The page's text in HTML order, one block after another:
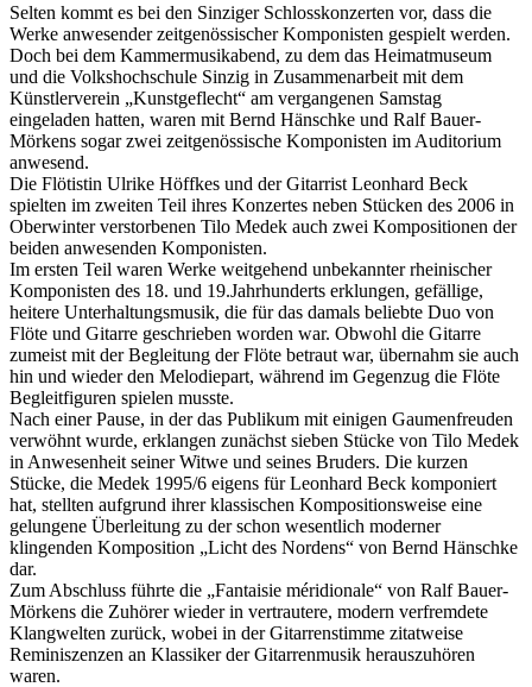
Selten kommt es bei den Sinziger Schlosskonzerten vor, dass die
Werke anwesender zeitgenössischer Komponisten gespielt werden.
Doch bei dem Kammermusikabend, zu dem das Heimatmuseum
und die Volkshochschule Sinzig in Zusammenarbeit mit dem
Künstlerverein „Kunstgeflecht“ am vergangenen Samstag
eingeladen hatten, waren mit Bernd Hänschke und Ralf Bauer-
Mörkens sogar zwei zeitgenössische Komponisten im Auditorium
anwesend.
Die Flötistin Ulrike Höffkes und der Gitarrist Leonhard Beck
spielten im zweiten Teil ihres Konzertes neben Stücken des 2006 in
Oberwinter verstorbenen Tilo Medek auch zwei Kompositionen der
beiden anwesenden Komponisten.
Im ersten Teil waren Werke weitgehend unbekannter rheinischer
Komponisten des 18. und 19.Jahrhunderts erklungen, gefällige,
heitere Unterhaltungsmusik, die für das damals beliebte Duo von
Flöte und Gitarre geschrieben worden war. Obwohl die Gitarre
zumeist mit der Begleitung der Flöte betraut war, übernahm sie auch
hin und wieder den Melodiepart, während im Gegenzug die Flöte
Begleitfiguren spielen musste.
Nach einer Pause, in der das Publikum mit einigen Gaumenfreuden
verwöhnt wurde, erklangen zunächst sieben Stücke von Tilo Medek
in Anwesenheit seiner Witwe und seines Bruders. Die kurzen
Stücke, die Medek 1995/6 eigens für Leonhard Beck komponiert
hat, stellten aufgrund ihrer klassischen Kompositionsweise eine
gelungene Überleitung zu der schon wesentlich moderner
klingenden Komposition „Licht des Nordens“ von Bernd Hänschke
dar.
Zum Abschluss führte die „Fantaisie méridionale“ von Ralf Bauer-
Mörkens die Zuhörer wieder in vertrautere, modern verfremdete
Klangwelten zurück, wobei in der Gitarrenstimme zitatweise
Reminiszenzen an Klassiker der Gitarrenmusik herauszuhören
waren.